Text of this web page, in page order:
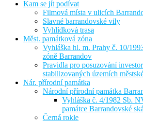
Kam se jít podívat
Filmová místa v ulicích
Slavné barrandovské vily
Vyhlídková trasa
Měst. památková zóna
Vyhláška hl. m. Prahy č. 10/
zóně Barrandov
Pravidla pro posuzování
stabilizovaných územích
Nár. přírodní památka
Národní přírodní památka
Vyhláška č. 4/1982 Sb.
památce Barrandovské
Černá rokle